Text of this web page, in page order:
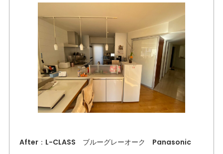
After：L-CLASS ブルーグレーオーク Panasonic